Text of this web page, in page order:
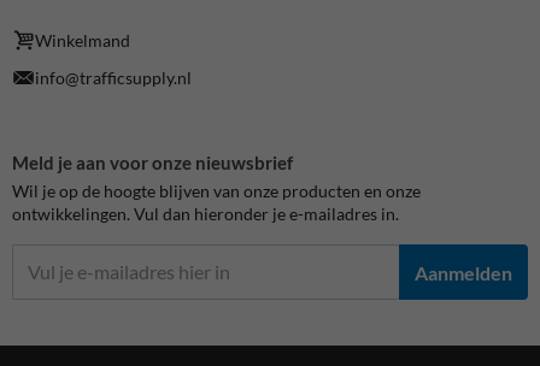
Winkelmand
info@trafficsupply.nl
Meld je aan voor onze nieuwsbrief
Wil je op de hoogte blijven van onze producten en onze
ontwikkelingen. Vul dan hieronder je e-mailadres in.
Aanmelden